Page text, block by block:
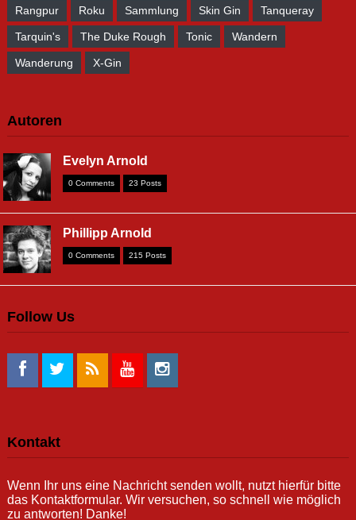
Rangpur Roku Sammlung Skin Gin Tanqueray
Tarquin's The Duke Rough Tonic Wandern
Wanderung X-Gin
Autoren
Evelyn Arnold
0 Comments 23 Posts
Phillipp Arnold
0 Comments 215 Posts
Follow Us
Kontakt
Wenn Ihr uns eine Nachricht senden wollt, nutzt hierfür bitte
das Kontaktformular. Wir versuchen, so schnell wie möglich
zu antworten! Danke!